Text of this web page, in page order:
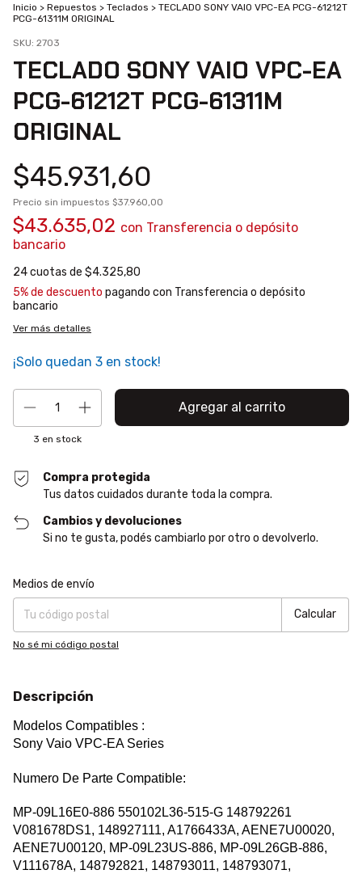
Inicio > Repuestos > Teclados > TECLADO SONY VAIO VPC-EA PCG-61212T
PCG-61311M ORIGINAL
SKU: 2703
TECLADO SONY VAIO VPC-EA
PCG-61212T PCG-61311M
ORIGINAL
$45.931,60
Precio sin impuestos $37.960,00
$43.635,02 con Transferencia o depósito
bancario
24cuotas de $4.325,80
5% de descuento pagando con Transferencia o depósito
bancario
Ver más detalles
¡Solo quedan 3 en stock!
3 en stock
Compra protegida
Tus datos cuidados durante toda la compra.
Cambios y devoluciones
Si no te gusta, podés cambiarlo por otro o devolverlo.
Entregas para el CP:
Medios de envío
Calcular
No sé mi código postal
Descripción
Modelos Compatibles :
Sony Vaio VPC-EA Series
Numero De Parte Compatible:
MP-09L16E0-886 550102L36-515-G 148792261
V081678DS1, 148927111, A1766433A, AENE7U00020,
AENE7U00120, MP-09L23US-886, MP-09L26GB-886,
V111678A, 148792821, 148793011, 148793071,